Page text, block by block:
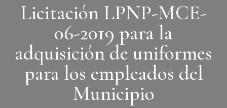
Licitación LPNP-MCE-
06-2019 para la
adquisición de uniformes
para los empleados del
Municipio